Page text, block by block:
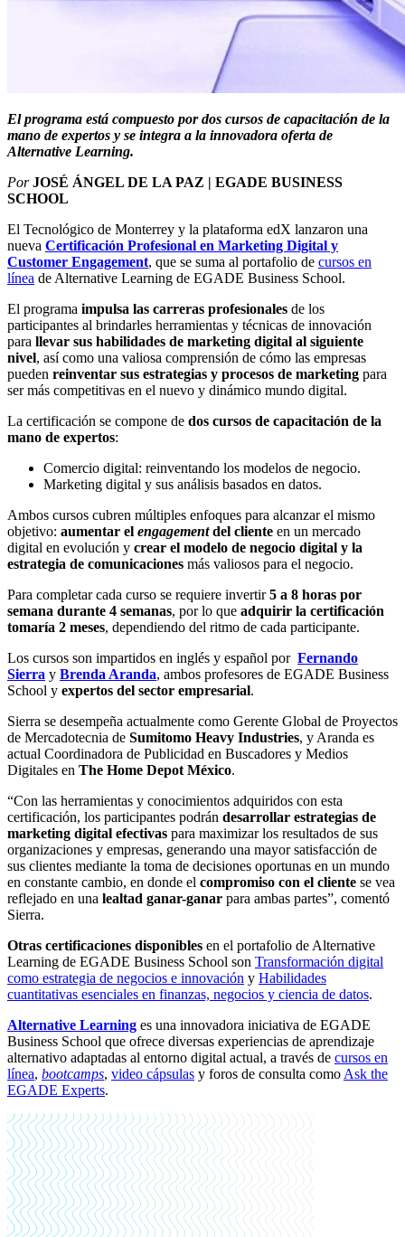
El programa está compuesto por dos cursos de capacitación de la
mano de expertos y se integra a la innovadora oferta de
Alternative Learning.
Por JOSÉ ÁNGEL DE LA PAZ | EGADE BUSINESS
SCHOOL
El Tecnológico de Monterrey y la plataforma edX lanzaron una
nueva Certificación Profesional en Marketing Digital y
Customer Engagement, que se suma al portafolio de cursos en
línea de Alternative Learning de EGADE Business School.
El programa impulsa las carreras profesionales de los
participantes al brindarles herramientas y técnicas de innovación
para llevar sus habilidades de marketing digital al siguiente
nivel, así como una valiosa comprensión de cómo las empresas
pueden reinventar sus estrategias y procesos de marketing para
ser más competitivas en el nuevo y dinámico mundo digital.
La certificación se compone de dos cursos de capacitación de la
mano de expertos:
Comercio digital: reinventando los modelos de negocio.
Marketing digital y sus análisis basados en datos.
Ambos cursos cubren múltiples enfoques para alcanzar el mismo
objetivo: aumentar el engagementdel cliente en un mercado
digital en evolución y crear el modelo de negocio digital y la
estrategia de comunicaciones más valiosos para el negocio.
Para completar cada curso se requiere invertir5 a 8 horas por
semana durante 4 semanas, por lo que adquirir la certificación
tomaría 2 meses, dependiendo del ritmo de cada participante.
Los cursos son impartidos en inglés y español por Fernando
Sierra y Brenda Aranda, ambos profesores de EGADE Business
School y expertos del sector empresarial.
Sierra se desempeña actualmente como Gerente Global de Proyectos
de Mercadotecnia de Sumitomo Heavy Industries, y Aranda es
actual Coordinadora de Publicidad en Buscadores y Medios
Digitales en The Home Depot México.
“Con las herramientas y conocimientos adquiridos con esta
certificación, los participantes podrán desarrollar estrategias de
marketing digital efectivas para maximizar los resultados de sus
organizaciones y empresas, generando una mayor satisfacción de
sus clientes mediante la toma de decisiones oportunas en un mundo
en constante cambio, en donde el compromiso con el cliente se vea
reflejado en una lealtad ganar-ganar para ambas partes”, comentó
Sierra.
Otras certificaciones disponibles en el portafolio de Alternative
Learning de EGADE Business School son Transformación digital
como estrategia de negocios e innovación y Habilidades
cuantitativas esenciales en finanzas, negocios y ciencia de datos.
Alternative Learning es una innovadora iniciativa de EGADE
Business School que ofrece diversas experiencias de aprendizaje
alternativo adaptadas al entorno digital actual, a través de cursos en
línea, bootcamps, video cápsulas y foros de consulta comoAsk the
EGADE Experts.